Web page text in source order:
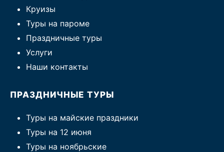
Круизы
Туры на пароме
Праздничные туры
Услуги
Наши контакты
ПРАЗДНИЧНЫЕ ТУРЫ
Туры на майские праздники
Туры на 12 июня
Туры на ноябрьские